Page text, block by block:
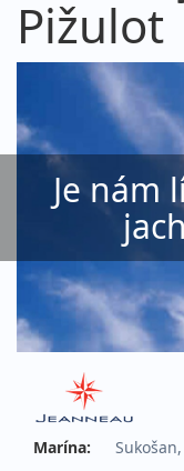
Pižulot
Je nám
Marína: